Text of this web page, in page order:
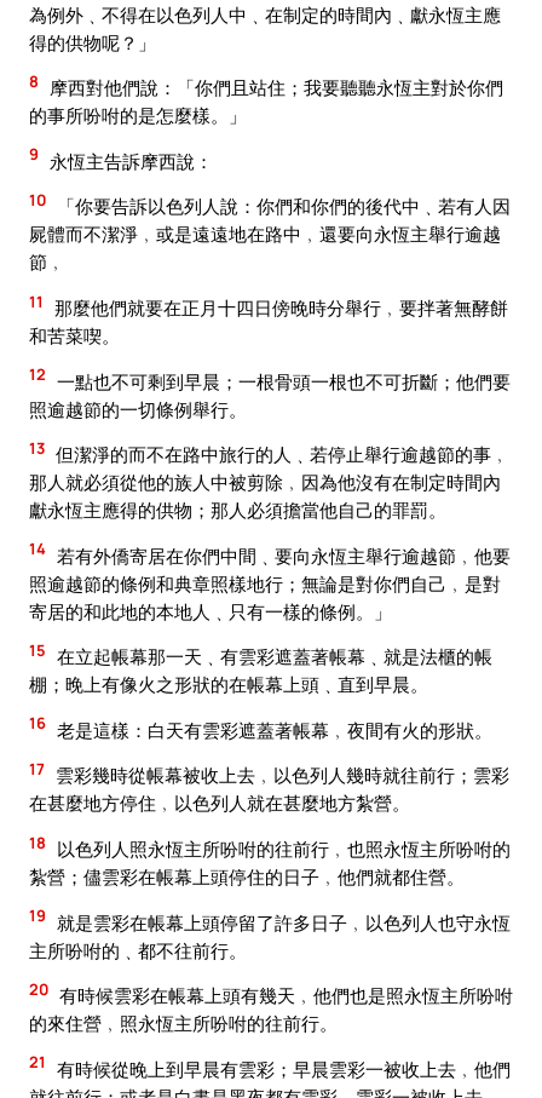
為例外﹑不得在以色列人中﹑在制定的時間內﹑獻永恆主應
得的供物呢？」
8
摩西對他們說：「你們且站住；我要聽聽永恆主對於你們
的事所吩咐的是怎麼樣。」
9 永恆主告訴摩西說：
10
「你要告訴以色列人說：你們和你們的後代中﹑若有人因
屍體而不潔淨﹐或是遠遠地在路中﹐還要向永恆主舉行逾越
節﹐
11
那麼他們就要在正月十四日傍晚時分舉行﹐要拌著無酵餅
和苦菜喫。
12 一點也不可剩到早晨；一根骨頭一根也不可折斷；他們要
照逾越節的一切條例舉行。
13 但潔淨的而不在路中旅行的人﹑若停止舉行逾越節的事﹐
那人就必須從他的族人中被剪除﹐因為他沒有在制定時間內
獻永恆主應得的供物；那人必須擔當他自己的罪罰。
14 若有外僑寄居在你們中間﹑要向永恆主舉行逾越節﹐他要
照逾越節的條例和典章照樣地行；無論是對你們自己﹐是對
寄居的和此地的本地人﹑只有一樣的條例。」
15 在立起帳幕那一天﹑有雲彩遮蓋著帳幕﹑就是法櫃的帳
棚；晚上有像火之形狀的在帳幕上頭﹑直到早晨。
16 老是這樣：白天有雲彩遮蓋著帳幕﹐夜間有火的形狀。
17 雲彩幾時從帳幕被收上去﹐以色列人幾時就往前行；雲彩
在甚麼地方停住﹐以色列人就在甚麼地方紮營。
18
以色列人照永恆主所吩咐的往前行﹐也照永恆主所吩咐的
紮營；儘雲彩在帳幕上頭停住的日子﹐他們就都住營。
19 就是雲彩在帳幕上頭停留了許多日子﹐以色列人也守永恆
主所吩咐的﹑都不往前行。
20 有時候雲彩在帳幕上頭有幾天﹐他們也是照永恆主所吩咐
的來住營﹐照永恆主所吩咐的往前行。
21
有時候從晚上到早晨有雲彩；早晨雲彩一被收上去﹐他們